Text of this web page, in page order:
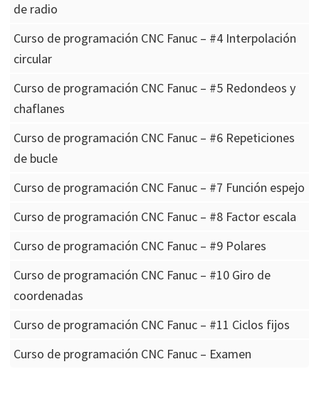
de radio
Curso de programación CNC Fanuc – #4 Interpolación
circular
Curso de programación CNC Fanuc – #5 Redondeos y
chaflanes
Curso de programación CNC Fanuc – #6 Repeticiones
de bucle
Curso de programación CNC Fanuc – #7 Función espejo
Curso de programación CNC Fanuc – #8 Factor escala
Curso de programación CNC Fanuc – #9 Polares
Curso de programación CNC Fanuc – #10 Giro de
coordenadas
Curso de programación CNC Fanuc – #11 Ciclos fijos
Curso de programación CNC Fanuc – Examen